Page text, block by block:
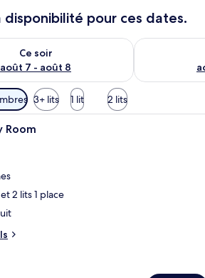
disponibilité pour ces dates.
Ce soir
août 7 - août 8
pour ce soir août 7 - août 8
Vérifier la
3+ lits 1 lit 2 lits
Une chambre d’hôtel avec
Room
2 lits 1 place